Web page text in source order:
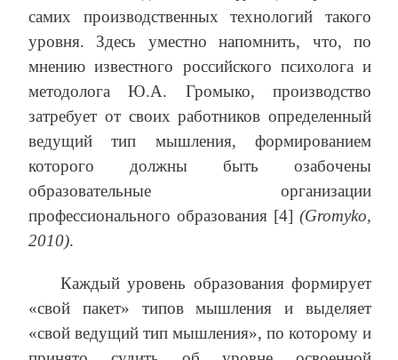
самих производственных технологий такого
уровня. Здесь уместно напомнить, что, по
мнению известного российского психолога и
методолога Ю.А. Громыко, производство
затребует от своих работников определенный
ведущий тип мышления, формированием
которого должны быть озабочены
образовательные организации
профессионального образования [4] (Gromyko,
2010).
Каждый уровень образования формирует
«свой пакет» типов мышления и выделяет
«свой ведущий тип мышления», по которому и